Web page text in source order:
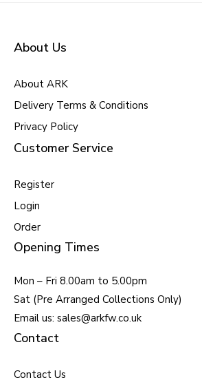
About Us
About ARK
Delivery Terms & Conditions
Privacy Policy
Customer Service
Register
Login
Order
Opening Times
Mon – Fri 8.00am to 5.00pm
Sat (Pre Arranged Collections Only)
Email us: sales@arkfw.co.uk
Contact
Contact Us